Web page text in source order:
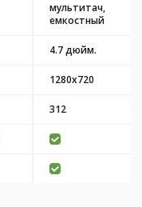
мультитач,
емкостный
4.7 дюйм.
1280x720
312